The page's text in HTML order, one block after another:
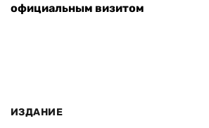
официальным визитом
ИЗДАНИЕ